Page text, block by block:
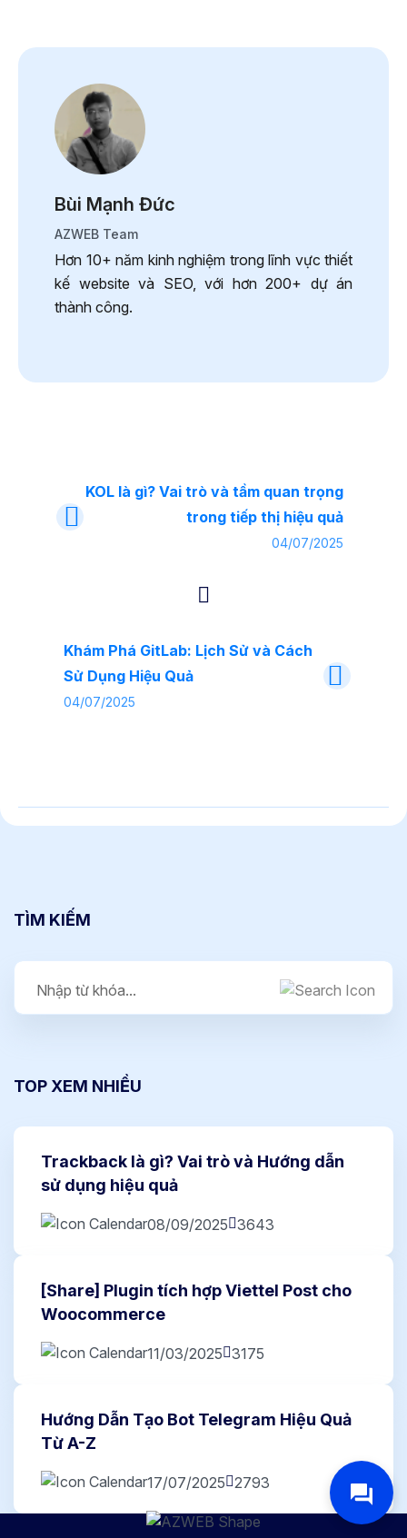
Bùi Mạnh Đức
AZWEB Team
Hơn 10+ năm kinh nghiệm trong lĩnh vực thiết
kế website và SEO, với hơn 200+ dự án
thành công.
KOL là gì? Vai trò và tầm quan trọng
trong tiếp thị hiệu quả
04/07/2025
Khám Phá GitLab: Lịch Sử và Cách
Sử Dụng Hiệu Quả
04/07/2025
TÌM KIẾM
TOP XEM NHIỀU
Trackback là gì? Vai trò và Hướng dẫn
sử dụng hiệu quả
08/09/2025 3643
[Share] Plugin tích hợp Viettel Post cho
Woocommerce
11/03/2025 3175
Hướng Dẫn Tạo Bot Telegram Hiệu Quả
Từ A-Z
17/07/2025 2793